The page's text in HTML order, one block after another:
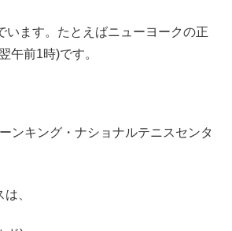
います。たとえばニューヨークの正
午前1時)です。
ンキング・ナショナルテニスセンタ
、